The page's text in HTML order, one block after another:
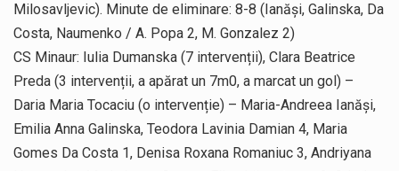
Milosavljevic). Minute de eliminare: 8-8 (Ianăși, Galinska, Da
Costa, Naumenko / A. Popa 2, M. Gonzalez 2)
CS Minaur: Iulia Dumanska (7 intervenții), Clara Beatrice
Preda (3 intervenții, a apărat un 7m0, a marcat un gol) –
Daria Maria Tocaciu (o intervenție) – Maria-Andreea Ianăși,
Emilia Anna Galinska, Teodora Lavinia Damian 4, Maria
Gomes Da Costa 1, Denisa Roxana Romaniuc 3, Andriyana